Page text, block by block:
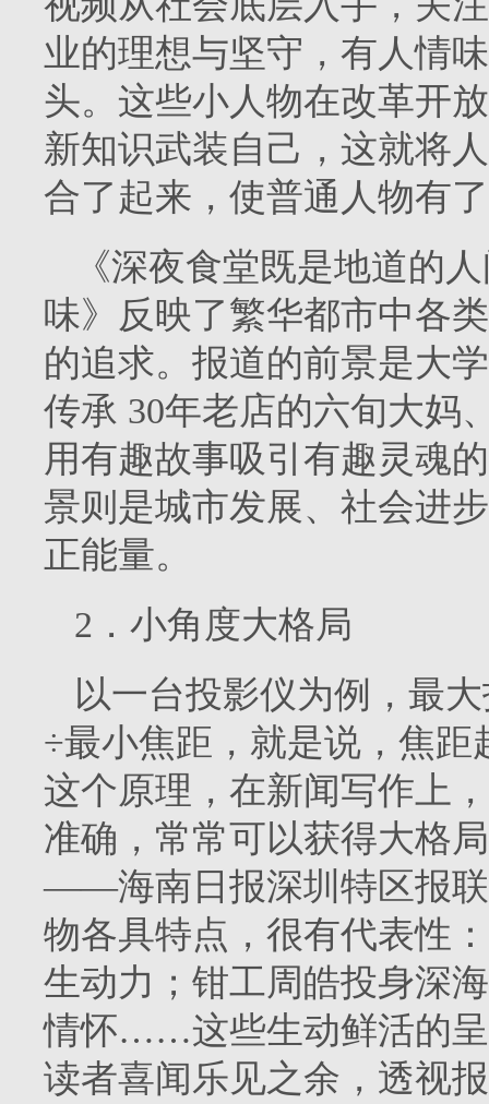
业的理想与坚守，有人情
头。这些小人物在改革开
新知识武装自己，这就将
合了起来，使普通人物有
《深夜食堂既是地道的
味》反映了繁华都市中各
的追求。报道的前景是大
传承 30年老店的六旬大妈
用有趣故事吸引有趣灵魂
景则是城市发展、社会进
正能量。
2．小角度大格局
以一台投影仪为例，最
÷最小焦距，就是说，焦
这个原理，在新闻写作上
准确，常常可以获得大格
——海南日报深圳特区报联
物各具特点，很有代表性
生动力；钳工周皓投身深
情怀……这些生动鲜活的呈
读者喜闻乐见之余，透视